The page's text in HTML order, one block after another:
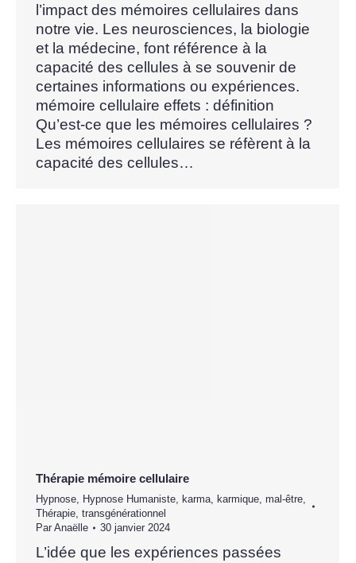
l’impact des mémoires cellulaires dans
notre vie. Les neurosciences, la biologie
et la médecine, font référence à la
capacité des cellules à se souvenir de
certaines informations ou expériences.
mémoire cellulaire effets : définition
Qu’est-ce que les mémoires cellulaires ?
Les mémoires cellulaires se réfèrent à la
capacité des cellules…
Thérapie mémoire cellulaire
Hypnose Hypnose Humaniste karma karmique mal-être
Thérapie transgénérationnel
Par Anaëlle 30 janvier 2024
L’idée que les expériences passées